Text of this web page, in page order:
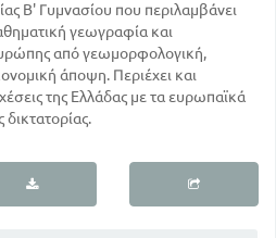
Β' Γυμνασίου που περιλαμβάνει
γεωγραφία και
από γεωμορφολογική,
άποψη. Περιέχει και
της Ελλάδας με τα ευρωπαϊκά